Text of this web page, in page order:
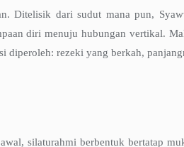
Ditelisik dari sudut mana pun,
diri menuju hubungan vertikal.
diperoleh: rezeki yang berkah,
silaturahmi berbentuk bertatap